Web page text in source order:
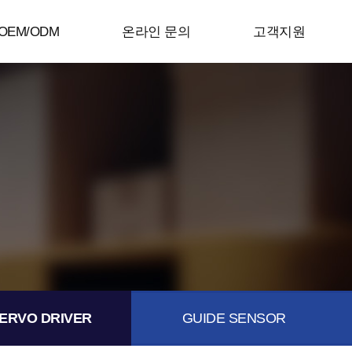
ODM 온라인 문의 고객지원
DRIVER GUIDE SENSOR